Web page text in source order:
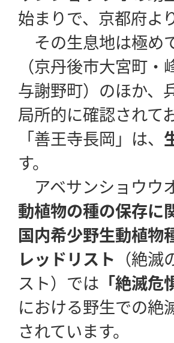
始まりで、京都府よ
その生息地は極め
（京丹後市大宮町
与謝野町）のほか、
局所的に確認されて
「善王寺長岡」は、
す。
アベサンショウウ
動植物の種の保存に
国内希少野生動植物
レッドリスト （絶
スト）では 「絶滅
における野生での絶
されています。